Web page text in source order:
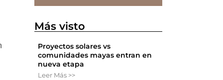
Más visto
Proyectos solares vs
comunidades mayas entran en
nueva etapa
Leer Más >>